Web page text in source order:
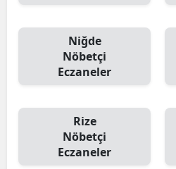
Niğde
Nöbetçi
Eczaneler
Rize
Nöbetçi
Eczaneler